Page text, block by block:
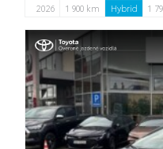
2026 1 900 km Hybrid 1